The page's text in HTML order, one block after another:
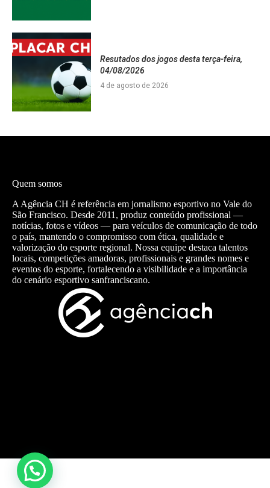
Resutados dos jogos desta terça-feira,
04/08/2026
4 de agosto de 2026
Quem somos
A Agência CH é referência em jornalismo esportivo no Vale do
São Francisco. Desde 2011, produz conteúdo profissional —
notícias, fotos e vídeos — para veículos de comunicação de todo
o país, mantendo o compromisso com ética, qualidade e
valorização do esporte regional. Nossa equipe destaca talentos
locais, competições amadoras, profissionais e grandes nomes e
eventos do esporte, fortalecendo a visibilidade e a importância
do cenário esportivo sanfranciscano.